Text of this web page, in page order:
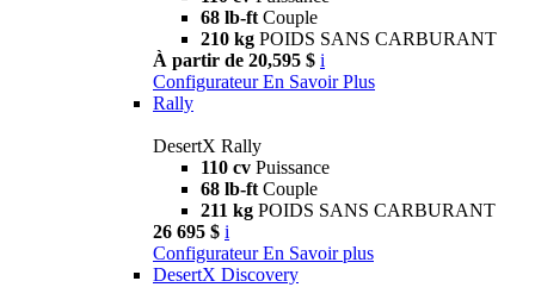
68 lb-ft Couple
210 kg POIDS SANS CARBURANT
À partir de 20,595 $ i
Configurateur En Savoir Plus
Rally
DesertX Rally
110 cv Puissance
68 lb-ft Couple
211 kg POIDS SANS CARBURANT
26 695 $ i
Configurateur En Savoir plus
DesertX Discovery